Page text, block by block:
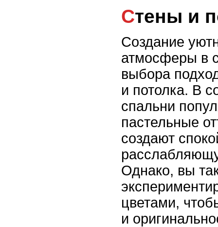
Стены и
Создание
атмосферы в
выбора
и потолка. В
спальни
пастельные
создают
Однако, вы
цветами,
и